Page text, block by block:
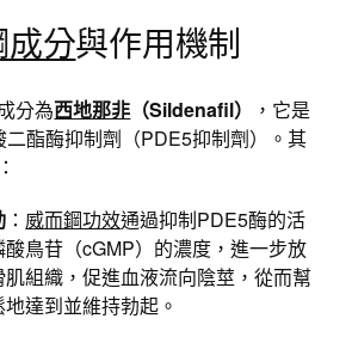
成分與作用機制
分為西地那非 （Sildenafil）
，它是
酯酶抑制劑（PDE5抑制劑）。其
： 威而鋼功效通過抑制PDE5酶的活
鳥苷（cGMP）的濃度，進一步放
組織，促進血液流向陰莖，從而幫
達到並維持勃起。